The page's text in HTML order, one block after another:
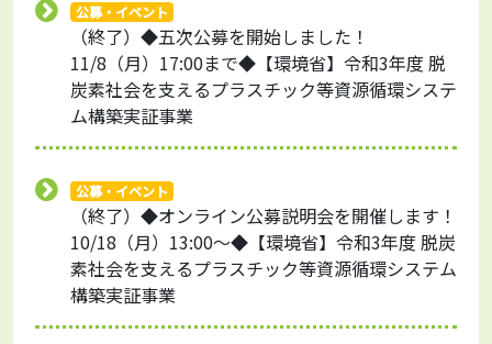
公募・イベント
（終了）◆五次公募を開始しました！
11/8（月）17:00まで◆【環境省】令和3年度 脱
炭素社会を支えるプラスチック等資源循環システ
ム構築実証事業
公募・イベント
（終了）◆オンライン公募説明会を開催します！
10/18（月）13:00～◆【環境省】令和3年度 脱炭
素社会を支えるプラスチック等資源循環システム
構築実証事業